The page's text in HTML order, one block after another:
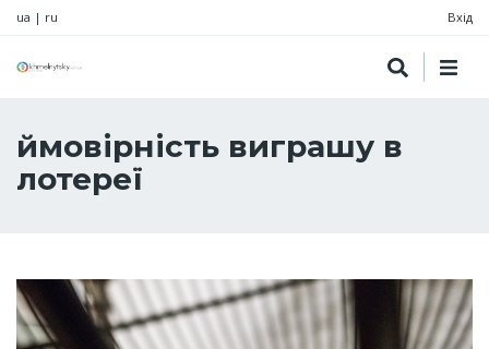
ua | ru Вхід
ймовірність виграшу в
лотереї